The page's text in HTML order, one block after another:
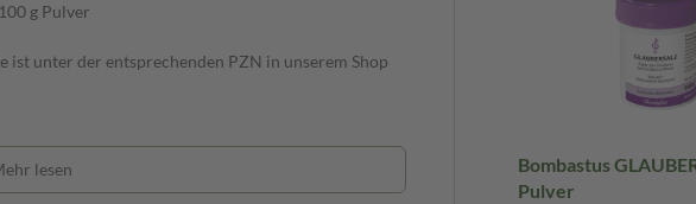
g Pulver
unter der entsprechenden PZN in unserem Shop
lesen
Bombastus
Pulver